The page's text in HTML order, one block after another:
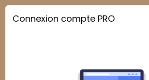

Connexion compte PRO